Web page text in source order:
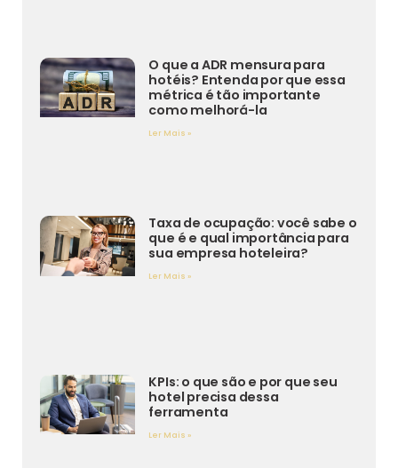
O que a ADR mensura para
hotéis? Entenda por que essa
métrica é tão importante
como melhorá-la
Ler Mais »
Taxa de ocupação: você sabe o
que é e qual importância para
sua empresa hoteleira?
Ler Mais »
KPIs: o que são e por que seu
hotel precisa dessa
ferramenta
Ler Mais »